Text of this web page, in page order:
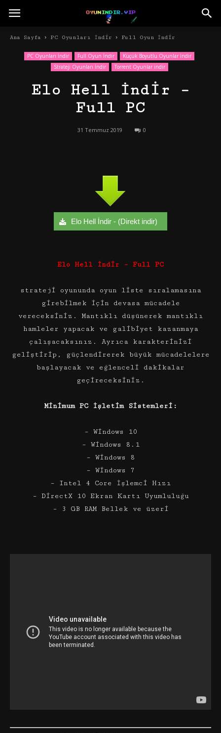
Ana Sayfa PC Oyunları İndir Full Oyun İndir
PC Oyunları İndir Full Oyun İndir
Küçük Boyutlu Oyunlar İndir
Strateji Oyunları İndir
Torrent Oyunlar indir
Elo Hell İndir –
Full PC
31 Temmuz 2019 0
Elo Hell İndir - (Direkt indir)
Elo Hell İndir – Full PC
strateji oyununda oyun liste sıralamasına
girebilmek için devasa mücadele
vereceksiniz. Mantıklı düşünerek mantıklı
hamleler yapacak ve galibiyet kazanmaya
çalışacaksınız. Ayrıca karakterinizi
geliştirip, güçlendirerek büyük mücadelelere
başlayacak ve eğlenceli dakikalar
geçireceksiniz.
Minimum PC İşletim Sistemleri:
– Windows 10
– Windows 8.1
– Windows 8
– Windows 7
– Intel 4 Core İşlemci Hızı
– DirectX 10 Ekran Kartı Uyumluluğu
– 3 GB RAM Bellek ve üzeri